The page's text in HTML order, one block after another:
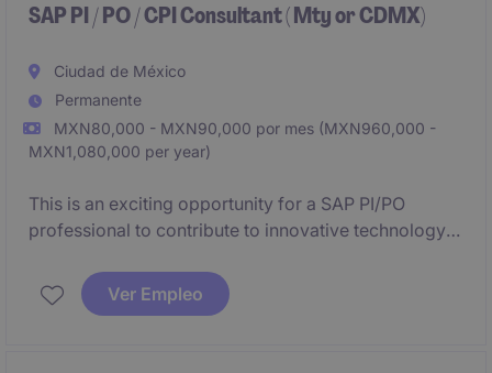
SAP PI / PO / CPI Consultant ( Mty or CDMX)
Ciudad de México
Permanente
MXN80,000 - MXN90,000 por mes (MXN960,000 -
MXN1,080,000 per year)
This is an exciting opportunity for a SAP PI/PO
professional to contribute to innovative technology
Ver Empleo